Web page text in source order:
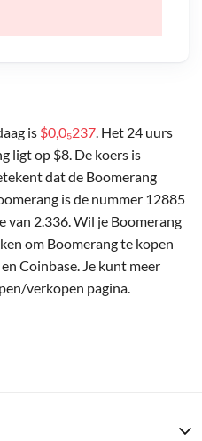
is $0,0₅237. Het 24 uurs
ligt op $8. De koers is
dat de Boomerang
is de nummer 12885
2.336. Wil je Boomerang
om Boomerang te kopen
Coinbase. Je kunt meer
verkopen pagina.